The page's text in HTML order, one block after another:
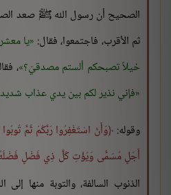
الصحيح أن رسول الله ﷺ صعد
ثم الأقرب، فاجتمعوا، فقال: يا
خيلاً تصبحكم ألستم مصدقيّ؟ ،
فإني نذير لكم بين يدي عذاب شديد
وقوله: وَأَنْ اسْتَغْفِرُوا رَبَّكُمْ ثُمَّ
أَجَلٍ مُسَمًّى وَيُؤْتِ كُلَّ ذِي فَضْلٍ
الذنوب السالفة، والتوبة منها إلى